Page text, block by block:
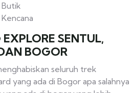
SENTUL,
BOGOR
seluruh trek
yang ada di Bogor apa salahnya